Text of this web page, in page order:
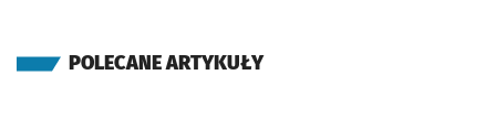
POLECANE ARTYKUŁY